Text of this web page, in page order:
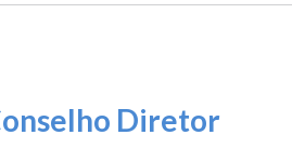
Diretor